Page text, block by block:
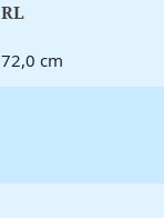
RL
72,0 cm